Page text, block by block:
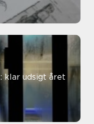
klar udsigt året